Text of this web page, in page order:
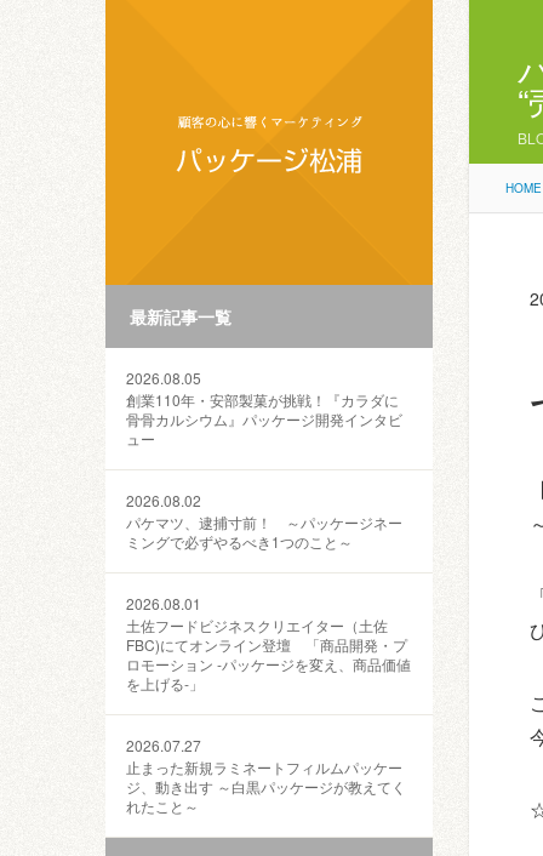
最新記事一覧
2026.08.05
創業110年・安部製菓が挑戦！『カラダに
骨骨カルシウム』パッケージ開発インタビ
ュー
2026.08.02
パケマツ、逮捕寸前！ ～パッケージネー
ミングで必ずやるべき1つのこと～
2026.08.01
土佐フードビジネスクリエイター（土佐
FBC)にてオンライン登壇 「商品開発・プ
ロモーション ‐パッケージを変え、商品価値
を上げる‐」
2026.07.27
止まった新規ラミネートフィルムパッケー
ジ、動き出す ～白黒パッケージが教えてく
れたこと～
HOME